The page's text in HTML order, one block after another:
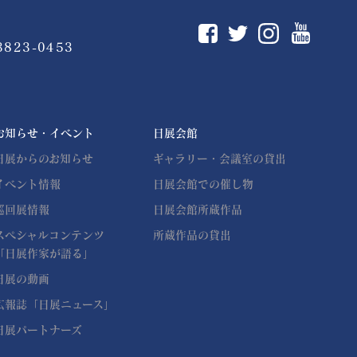
0453
知らせ・イベント
展からのお知らせ
ベント情報
回展情報
ペシャルコンテンツ
日展作家が語る」
展の動画
報誌「日展ニュース」
展パートナーズ
日展会館
ギャラリー・会議室の貸出
日展会館での催し物
日展会館所蔵作品
所蔵作品の貸出
FacebookTwitterInstagram